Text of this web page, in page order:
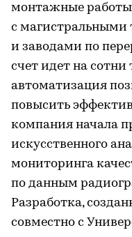
монтажные
с магистральными
и заводами по
счет идет на
автоматизация
повысить
компания начала
искусственного
мониторинга
по данным
Разработка,
совместно с